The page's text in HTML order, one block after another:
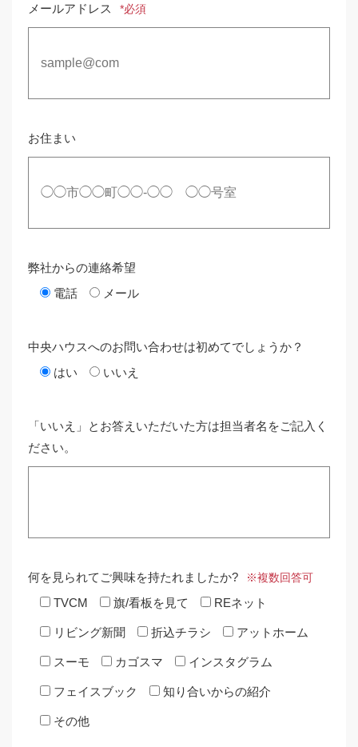
メールアドレス *必須
お住まい
弊社からの連絡希望
電話
メール
中央ハウスへのお問い合わせは初めてでしょうか？
はい
いいえ
「いいえ」とお答えいただいた方は担当者名をご記入く
ださい。
何を見られてご興味を持たれましたか? ※複数回答可
TVCM 旗/看板を見て REネット
リビング新聞 折込チラシ アットホーム
スーモ カゴスマ インスタグラム
フェイスブック 知り合いからの紹介
その他